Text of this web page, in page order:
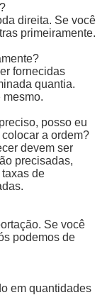
direita. Se você
primeiramente.
fornecidas
quantia.
mesmo.
posso eu
a ordem?
devem ser
precisadas,
de
Se você
podemos de
em quantidades